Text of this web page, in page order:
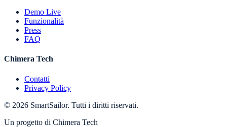
Demo Live
Funzionalità
Press
FAQ
Chimera Tech
Contatti
Privacy Policy
© 2026 SmartSailor. Tutti i diritti riservati.
Un progetto di Chimera Tech